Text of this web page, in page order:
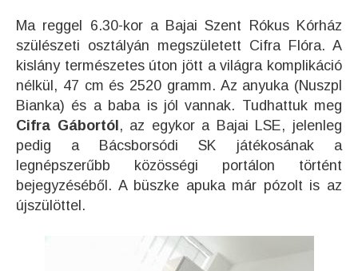
Ma reggel 6.30-kor a Bajai Szent Rókus Kórház
szülészeti osztályán megszületett Cifra Flóra. A
kislány természetes úton jött a világra komplikáció
nélkül, 47 cm és 2520 gramm. Az anyuka (Nuszpl
Bianka) és a baba is jól vannak. Tudhattuk meg
Cifra Gábortól , az egykor a Bajai LSE, jelenleg
pedig a Bácsborsódi SK játékosának a
legnépszerűbb közösségi portálon történt
bejegyzéséből. A büszke apuka már pózolt is az
újszülöttel.